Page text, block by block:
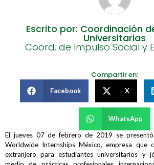
Escrito por: Coordinación
Universitarias
Coord. de Impulso Social y
Compartir en:
Facebook X
WhatsApp
El jueves 07 de febrero de 2019 se
Worldwide Internships México, empresa que
extranjero para estudiantes universitarios y